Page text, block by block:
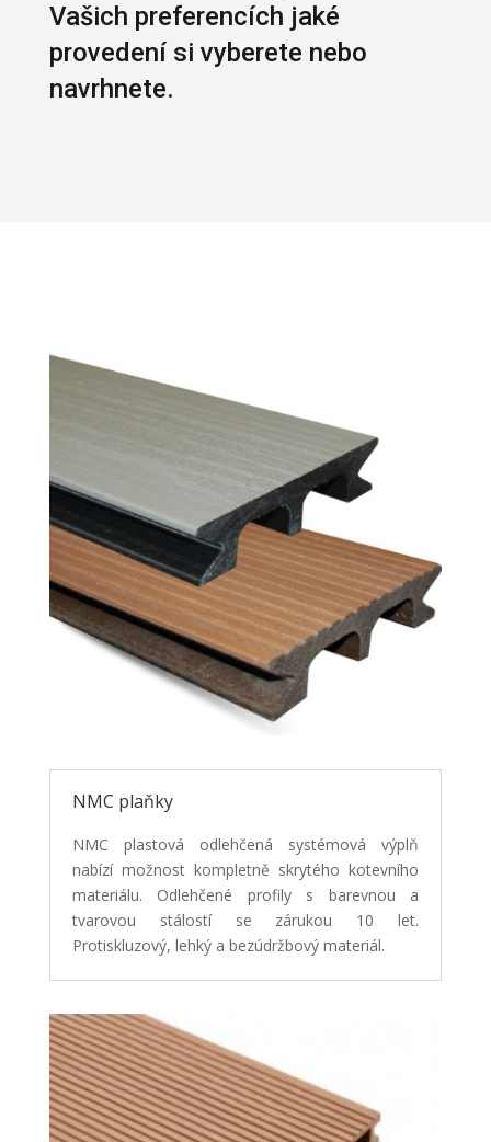
Vašich preferencích jaké
provedení si vyberete nebo
navrhnete.
NMC plaňky
NMC plastová odlehčená systémová výplň
nabízí možnost kompletně skrytého kotevního
materiálu. Odlehčené profily s barevnou a
tvarovou stálostí se zárukou 10 let.
Protiskluzový, lehký a bezúdržbový materiál.